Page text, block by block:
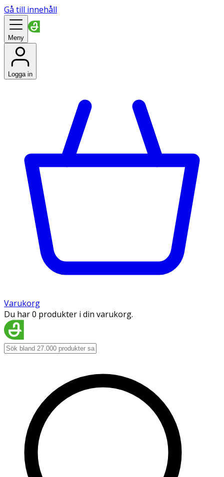
Gå till innehåll
Meny
Logga in
Varukorg
Du har 0 produkter i din varukorg.